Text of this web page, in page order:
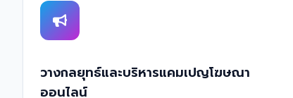
วางกลยุทธ์และบริหารแคมเปญโฆษณา
ออนไลน์